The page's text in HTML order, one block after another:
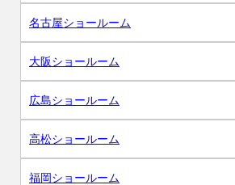
名古屋ショールーム
大阪ショールーム
広島ショールーム
高松ショールーム
福岡ショールーム